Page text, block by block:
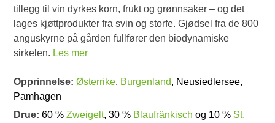
tillegg til vin dyrkes korn, frukt og grønnsaker – og det
lages kjøttprodukter fra svin og storfe. Gjødsel fra de 800
anguskyrne på gården fullfører den biodynamiske
sirkelen. Les mer
Opprinnelse:Østerrike, Burgenland, Neusiedlersee,
Pamhagen
Drue:60 %Zweigelt, 30 % Blaufränkisch og 10 % St.